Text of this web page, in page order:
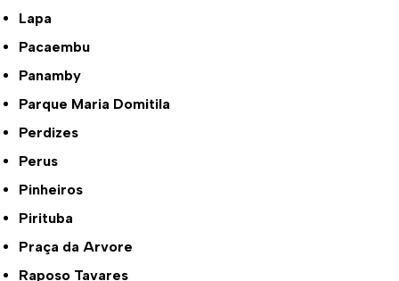
Lapa
Pacaembu
Panamby
Parque Maria Domitila
Perdizes
Perus
Pinheiros
Pirituba
Praça da Arvore
Raposo Tavares